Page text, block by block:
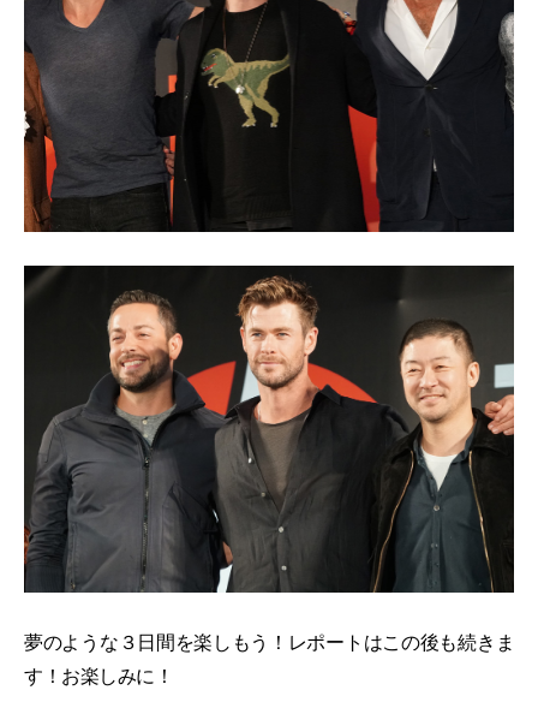
夢のような３日間を楽しもう！レポートはこの後も続きま
す！お楽しみに！